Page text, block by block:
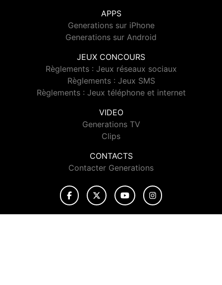
APPS
Generations sur iPhone
Generations sur Android
JEUX CONCOURS
Règlements : Jeux réseaux sociaux
Règlements : Jeux SMS
Règlements : Jeux téléphone et internet
VIDEO
Generations TV
Clips
CONTACTS
Contacter Generations